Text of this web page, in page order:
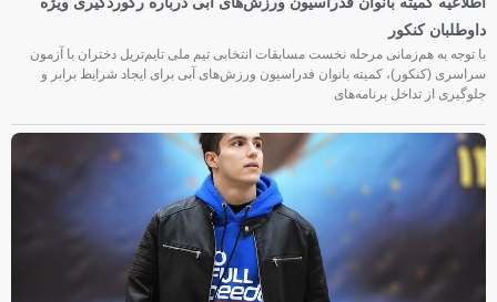
داوطلبان کنکور
با توجه به هم‌زمانی مرحله نخست مسابقات انتخابی تیم ملی تایم‌تریل دختران با آزمون
سراسری (کنکور)، کمیته بانوان فدراسیون ورزش‌های آبی برای ایجاد شرایط برابر و
جلوگیری از تداخل برنامه‌های